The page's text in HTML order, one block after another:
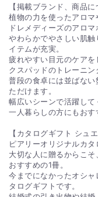
・出産祝い専用のカ
・出産内祝い専用の
・弔事用のカタログ
Q. 人気のカタログ
PIARY限定のカタロ
ル」、「シュエット
にコストカットして
お贈りいただけます
Q. たくさん買いた
福利厚生や、イベ
口注文割引をご用意
め買い・大口注文
【掲載ブランド、商品に
植物の力を使ったアロ
ドレメディーズのアロ
やわらかでやさしい肌
イテムが充実。
疲れやすい目元のケア
クスパッドのトレーニン
普段の食卓には並ばな
ただけます。
幅広いシーンで活躍し
一人暮らしの方にもおす
【カタログギフト シュ
ピアリーオリジナルカ
大切な人に贈るからこ
おすすめの1冊。
今までになかったオシ
タログギフトです。